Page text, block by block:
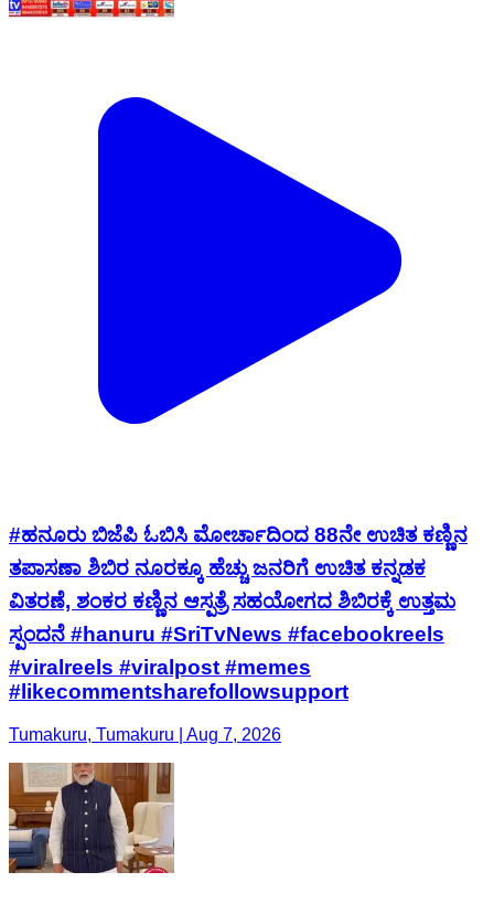
#ಹನೂರು ಬಿಜೆಪಿ ಓಬಿಸಿ ಮೋರ್ಚಾದಿಂದ 88ನೇ ಉಚಿತ ಕಣ್ಣಿನ
ತಪಾಸಣಾ ಶಿಬಿರ ನೂರಕ್ಕೂ ಹೆಚ್ಚು ಜನರಿಗೆ ಉಚಿತ ಕನ್ನಡಕ
ವಿತರಣೆ, ಶಂಕರ ಕಣ್ಣಿನ ಆಸ್ಪತ್ರೆ ಸಹಯೋಗದ ಶಿಬಿರಕ್ಕೆ ಉತ್ತಮ
ಸ್ಪಂದನೆ #hanuru #SriTvNews #facebookreels
#viralreels #viralpost #memes
#likecommentsharefollowsupport
Tumakuru, Tumakuru | Aug 7, 2026